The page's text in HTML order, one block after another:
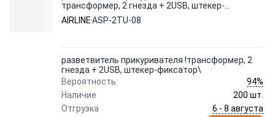
трансформер, 2 гнезда + 2USB, штекер-
фиксатор\
AIRLINEASP-2TU-08
разветвитель прикуривателя !трансформер, 2
гнезда + 2USB, штекер-фиксатор\
Вероятность
94%
Наличие
200 шт.
Отгрузка
6 - 8 августа